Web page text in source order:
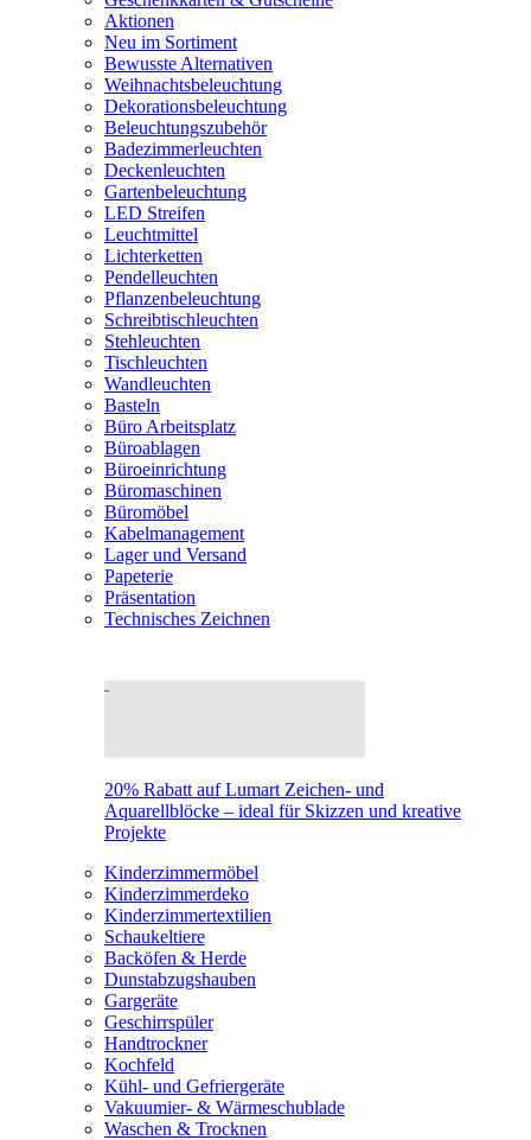
Aktionen
Neu im Sortiment
Bewusste Alternativen
Weihnachtsbeleuchtung
Dekorationsbeleuchtung
Beleuchtungszubehör
Badezimmerleuchten
Deckenleuchten
Gartenbeleuchtung
LED Streifen
Leuchtmittel
Lichterketten
Pendelleuchten
Pflanzenbeleuchtung
Schreibtischleuchten
Stehleuchten
Tischleuchten
Wandleuchten
Basteln
Büro Arbeitsplatz
Büroablagen
Büroeinrichtung
Büromaschinen
Büromöbel
Kabelmanagement
Lager und Versand
Papeterie
Präsentation
Technisches Zeichnen
20% Rabatt auf Lumart Zeichen- und
Aquarellblöcke – ideal für Skizzen und kreative
Projekte
Kinderzimmermöbel
Kinderzimmerdeko
Kinderzimmertextilien
Schaukeltiere
Backöfen & Herde
Dunstabzugshauben
Gargeräte
Geschirrspüler
Handtrockner
Kochfeld
Kühl- und Gefriergeräte
Vakuumier- & Wärmeschublade
Waschen & Trocknen